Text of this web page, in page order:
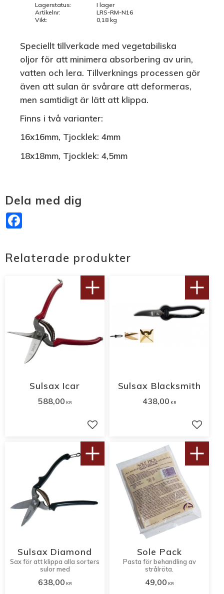
Lagerstatus
I lager
Artikelnr
LRS-RM-N16
Vikt
0,18 kg
Speciellt tillverkade med vegetabiliska
oljor för att minimera absorbering av urin,
vatten och lera. Tillverknings processen gör
även att sulan är svårare att deformeras,
men samtidigt är lätt att klippa.
Finns i två varianter:
16x16mm, Tjocklek: 4mm
18x18mm, Tjocklek: 4,5mm
Dela med dig
Relaterade produkter
Sulsax Icar
588,00 KR
Lägg till i favoriter
Sulsax Blacksmith
438,00 KR
Lägg
Sulsax Diamond
Sax för att klippa alla sorters
sulor med
638,00 KR
Sole Pack
Pasta för behandling av
strålröta.
49,00 KR